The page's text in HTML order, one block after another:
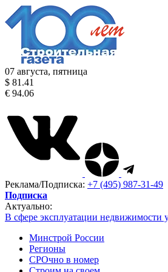
07 августа, пятница
$ 81.41
€ 94.06
Реклама/Подписка: +7 (495) 987-31-49
Подписка
Актуально:
В сфере эксплуатации
Минстрой России
Регионы
СРОчно в номер